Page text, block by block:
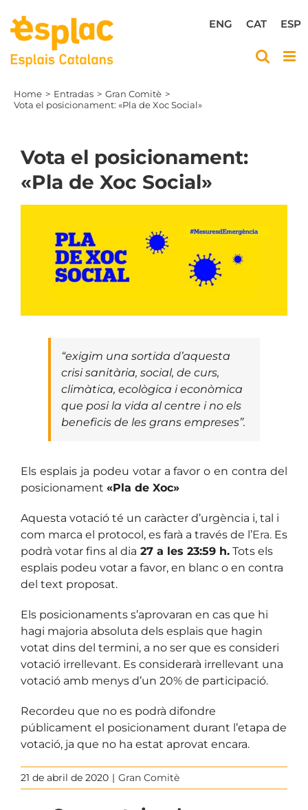
content
ESP
CAT
ENG
Home Entradas
Gran Comitè
Vota el posicionament: «Pla de Xoc Social»
Vota el posicionament:
«Pla de Xoc Social»
Larger
Image
“exigim una sortida d’aquesta
crisi sanitària, social, de curs,
climàtica, ecològica i econòmica
que posi la vida al centre i no els
beneficis de les grans empreses”.
Els esplais ja podeu votar a favor o en contra del
posicionament «Pla de Xoc»
Aquesta votació té un caràcter d’urgència i, tal i
com marca el protocol, es farà a través de l’Era. Es
podrà votar fins al dia 27 a les 23:59 h. Tots els
esplais podeu votar a favor, en blanc o en contra
del text proposat.
Els posicionaments s’aprovaran en cas que hi
hagi majoria absoluta dels esplais que hagin
votat dins del termini, a no ser que es consideri
votació irrellevant. Es considerarà irrellevant una
votació amb menys d’un 20% de participació.
Recordeu que no es podrà difondre
públicament el posicionament durant l’etapa de
votació, ja que no ha estat aprovat encara.
21 de abril de 2020 | Gran Comitè